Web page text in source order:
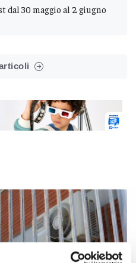
dal 30 maggio al 2 giugno